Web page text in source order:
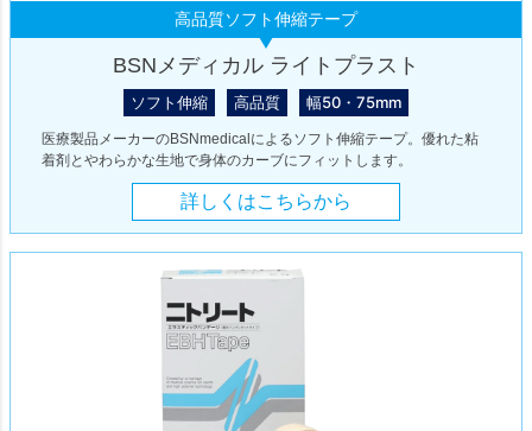
高品質ソフト伸縮テープ
BSNメディカル ライトプラスト
ソフト伸縮 高品質 幅50・75mm
医療製品メーカーのBSNmedicalによるソフト伸縮テープ。優れた粘
着剤とやわらかな生地で身体のカーブにフィットします。
詳しくはこちらから